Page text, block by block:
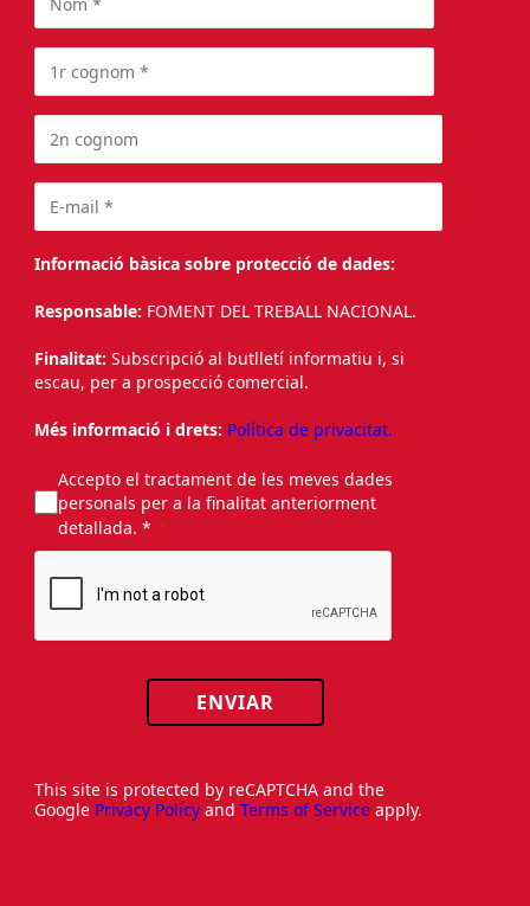
Informació bàsica sobre protecció de dades:
Responsable: FOMENT DEL TREBALL NACIONAL.
Finalitat: Subscripció al butlletí informatiu i, si
escau, per a prospecció comercial.
Més informació i drets: Política de privacitat.
Accepto el tractament de les meves dades
personals per a la finalitat anteriorment
detallada. *
ENVIAR
This site is protected by reCAPTCHA and the
Google Privacy Policy and Terms of Service apply.